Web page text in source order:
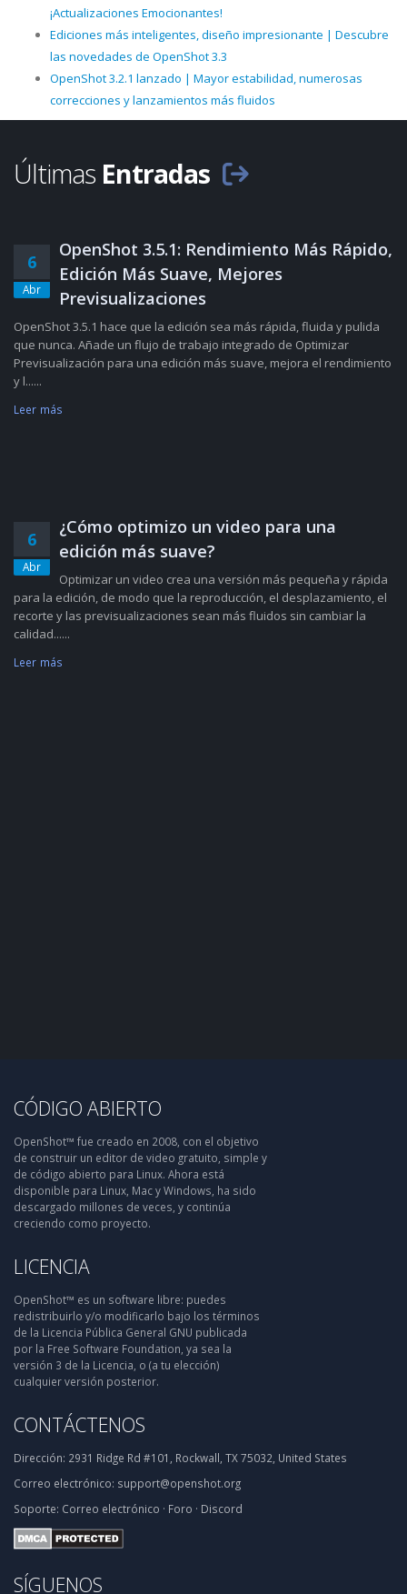
¡Actualizaciones Emocionantes!
Ediciones más inteligentes, diseño impresionante | Descubre
las novedades de OpenShot 3.3
OpenShot 3.2.1 lanzado | Mayor estabilidad, numerosas
correcciones y lanzamientos más fluidos
Últimas Entradas
6
Abr
OpenShot 3.5.1: Rendimiento Más Rápido,
Edición Más Suave, Mejores
Previsualizaciones
OpenShot 3.5.1 hace que la edición sea más rápida, fluida y pulida
que nunca. Añade un flujo de trabajo integrado de Optimizar
Previsualización para una edición más suave, mejora el rendimiento
y l......
Leer más
6
Abr
¿Cómo optimizo un video para una
edición más suave?
Optimizar un video crea una versión más pequeña y rápida
para la edición, de modo que la reproducción, el desplazamiento, el
recorte y las previsualizaciones sean más fluidos sin cambiar la
calidad......
Leer más
CÓDIGO ABIERTO
OpenShot™ fue creado en 2008, con el objetivo
de construir un editor de video gratuito, simple y
de código abierto para Linux. Ahora está
disponible para Linux, Mac y Windows, ha sido
descargado millones de veces, y continúa
creciendo como proyecto.
LICENCIA
OpenShot™ es un software libre: puedes
redistribuirlo y/o modificarlo bajo los términos
de la Licencia Pública General GNU publicada
por la Free Software Foundation, ya sea la
versión 3 de la Licencia, o (a tu elección)
cualquier versión posterior.
CONTÁCTENOS
Dirección: 2931 Ridge Rd #101, Rockwall, TX 75032, United States
Correo electrónico: support@openshot.org
Soporte: Correo electrónico · Foro · Discord
SÍGUENOS